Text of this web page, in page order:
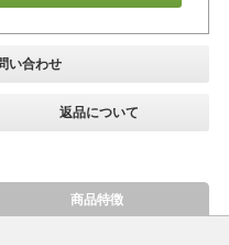
い合わせ
返品について
商品特徴